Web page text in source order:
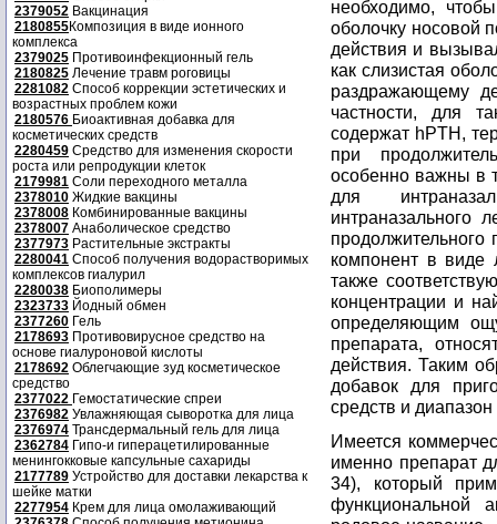
2379052 Вакцинация
2180855Композиция в виде ионного
комплекса
2379025 Противоинфекционный гель
2180825 Лечение травм роговицы
2281082 Способ коррекции эстетических и
возрастных проблем кожи
2180576 Биоактивная добавка для
косметических средств
2280459 Средство для изменения скорости
роста или репродукции клеток
2179981 Соли переходного металла
2378010 Жидкие вакцины
2378008 Комбинированные вакцины
2378007 Анаболическое средство
2377973 Растительные экстракты
2280041 Способ получения водорастворимых
комплексов гиалурил
2280038 Биополимеры
2323733 Йодный обмен
2377260 Гель
2178693 Противовирусное средство на
основе гиалуроновой кислоты
2178692 Облегчающие зуд косметическое
средство
2377022 Гемостатические спреи
2376982 Увлажняющая сыворотка для лица
2376974 Трансдермальный гель для лица
2362784 Гипо-и гиперацетилированные
менингокковые капсульные сахариды
2177789 Устройство для доставки лекарства к
шейке матки
2277954 Крем для лица омолаживающий
необходимо,
оболочку носовой
действия и
как слизистая
раздражающему
частности, для
содержат hPTH,
при
особенно важны в
для
интраназального
компонент в виде
также
концентрации и
определяющим
препарата,
действия. Таким
добавок для
средств и
Имеется
именно препарат
34), который
функциональной